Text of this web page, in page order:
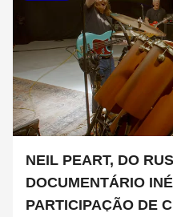
NEIL PEART, DO
DOCUMENTÁRIO
PARTICIPAÇÃO DE